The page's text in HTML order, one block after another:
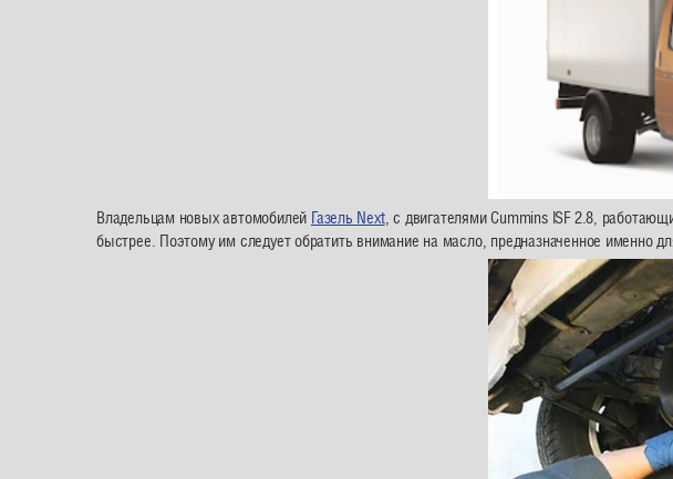
Владельцам новых автомобилей Газель Next, с двигателями Cummins ISF 2.8,
быстрее. Поэтому им следует обратить внимание на масло, предназначенное именно